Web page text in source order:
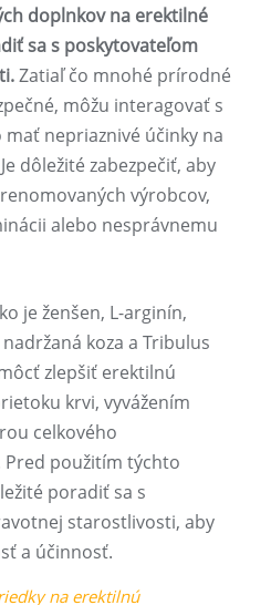
doplnkov na erektilné
sa s poskytovateľom
Zatiaľ čo mnohé prírodné
môžu interagovať s
nepriaznivé účinky na
dôležité zabezpečiť, aby
výrobcov,
alebo nesprávnemu
je ženšen, L-arginín,
koza a Tribulus
zlepšiť erektilnú
krvi, vyvážením
celkového
Pred použitím týchto
poradiť sa s
starostlivosti, aby
a účinnosť.
na erektilnú